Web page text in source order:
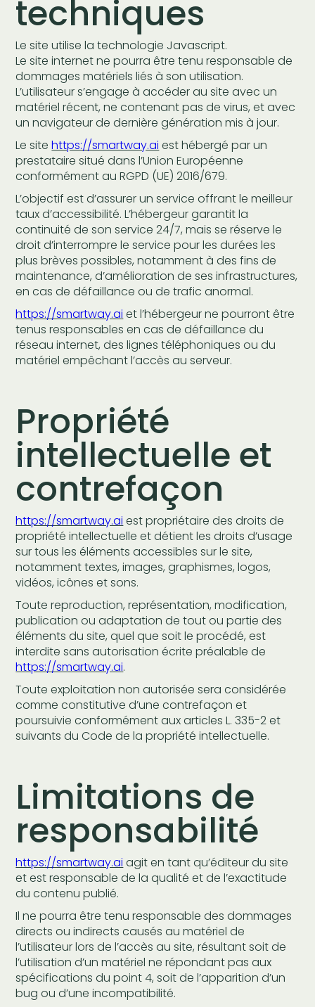
techniques
Le site utilise la technologie Javascript.
Le site internet ne pourra être tenu responsable de
dommages matériels liés à son utilisation.
L’utilisateur s’engage à accéder au site avec un
matériel récent, ne contenant pas de virus, et avec
un navigateur de dernière génération mis à jour.
Le sitehttps://smartway.ai est hébergé par un
prestataire situé dans l’Union Européenne
conformément au RGPD (UE) 2016/679.
L’objectif est d’assurer un service offrant le meilleur
taux d’accessibilité. L’hébergeur garantit la
continuité de son service 24/7, mais se réserve le
droit d’interrompre le service pour les durées les
plus brèves possibles, notamment à des fins de
maintenance, d’amélioration de ses infrastructures,
en cas de défaillance ou de trafic anormal.
https://smartway.ai et l’hébergeur ne pourront être
tenus responsables en cas de défaillance du
réseau internet, des lignes téléphoniques ou du
matériel empêchant l’accès au serveur.
Propriété
intellectuelle et
contrefaçon
https://smartway.ai est propriétaire des droits de
propriété intellectuelle et détient les droits d’usage
sur tous les éléments accessibles sur le site,
notamment textes, images, graphismes, logos,
vidéos, icônes et sons.
Toute reproduction, représentation, modification,
publication ou adaptation de tout ou partie des
éléments du site, quel que soit le procédé, est
interdite sans autorisation écrite préalable de
https://smartway.ai.
Toute exploitation non autorisée sera considérée
comme constitutive d’une contrefaçon et
poursuivie conformément aux articles L. 335-2 et
suivants du Code de la propriété intellectuelle.
Limitations de
responsabilité
https://smartway.ai agit en tant qu’éditeur du site
et est responsable de la qualité et de l’exactitude
du contenu publié.
Il ne pourra être tenu responsable des dommages
directs ou indirects causés au matériel de
l’utilisateur lors de l’accès au site, résultant soit de
l’utilisation d’un matériel ne répondant pas aux
spécifications du point 4, soit de l’apparition d’un
bug ou d’une incompatibilité.